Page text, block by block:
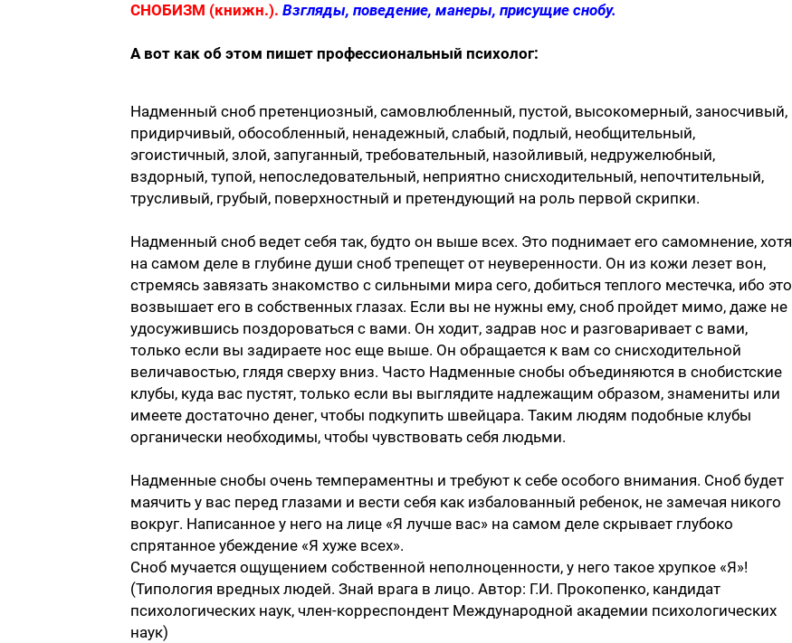
СНОБИЗМ (книжн.). Взгляды, поведение, манеры, присущие снобу.
А вот как об этом пишет профессиональный психолог:
Надменный сноб претенциозный, самовлюбленный, пустой, высокомерный, заносчивый,
придирчивый, обособленный, ненадежный, слабый, подлый, необщительный,
эгоистичный, злой, запуганный, требовательный, назойливый, недружелюбный,
вздорный, тупой, непоследовательный, неприятно снисходительный, непочтительный,
трусливый, грубый, поверхностный и претендующий на роль первой скрипки.
Надменный сноб ведет себя так, будто он выше всех. Это поднимает его самомнение, хотя
на самом деле в глубине души сноб трепещет от неуверенности. Он из кожи лезет вон,
стремясь завязать знакомство с сильными мира сего, добиться теплого местечка, ибо это
возвышает его в собственных глазах. Если вы не нужны ему, сноб пройдет мимо, даже не
удосужившись поздороваться с вами. Он ходит, задрав нос и разговаривает с вами,
только если вы задираете нос еще выше. Он обращается к вам со снисходительной
величавостью, глядя сверху вниз. Часто Надменные снобы объединяются в снобистские
клубы, куда вас пустят, только если вы выглядите надлежащим образом, знамениты или
имеете достаточно денег, чтобы подкупить швейцара. Таким людям подобные клубы
органически необходимы, чтобы чувствовать себя людьми.
Надменные снобы очень темпераментны и требуют к себе особого внимания. Сноб будет
маячить у вас перед глазами и вести себя как избалованный ребенок, не замечая никого
вокруг. Написанное у него на лице «Я лучше вас» на самом деле скрывает глубоко
спрятанное убеждение «Я хуже всех».
Сноб мучается ощущением собственной неполноценности, у него такое хрупкое «Я»!
(Типология вредных людей. Знай врага в лицо. Автор: Г.И. Прокопенко, кандидат
психологических наук, член-корреспондент Международной академии психологических
наук)